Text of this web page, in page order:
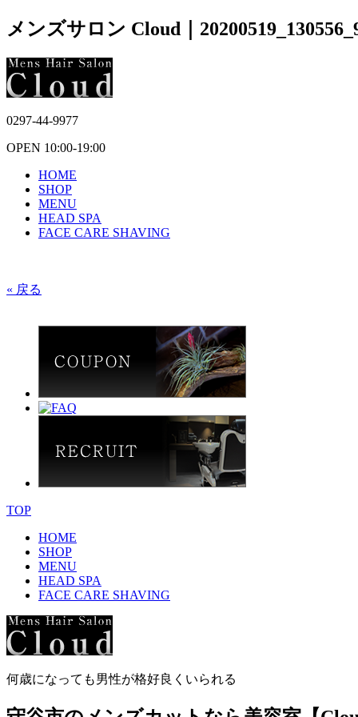
メンズサロン Cloud｜
0297-44-9977
OPEN 10:00-19:00
HOME
SHOP
MENU
HEAD SPA
FACE CARE SHAVING
« 戻る
TOP
HOME
SHOP
MENU
HEAD SPA
FACE CARE SHAVING
何歳になっても男性が格好良くいられる